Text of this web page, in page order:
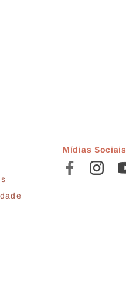
Mídias Sociais